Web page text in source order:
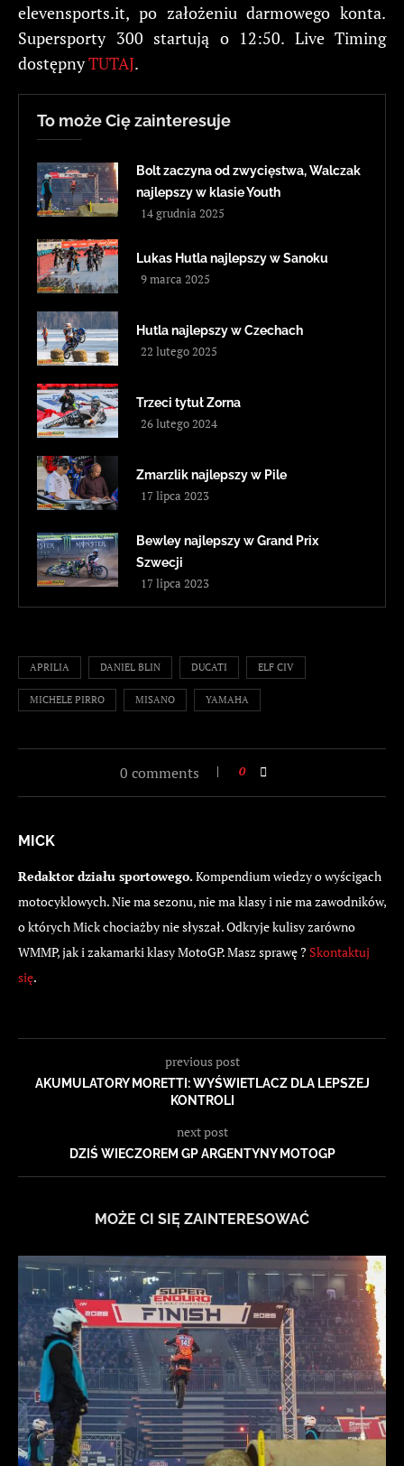
elevensports.it, po założeniu darmowego konta.
Supersporty 300 startują o 12:50. Live Timing
dostępnyTUTAJ.
To może Cię zainteresuje
Bolt zaczyna od zwycięstwa, Walczak
najlepszy w klasie Youth
14 grudnia 2025
Lukas Hutla najlepszy w Sanoku
9 marca 2025
Hutla najlepszy w Czechach
22 lutego 2025
Trzeci tytuł Zorna
26 lutego 2024
Zmarzlik najlepszy w Pile
17 lipca 2023
Bewley najlepszy w Grand Prix
Szwecji
17 lipca 2023
APRILIA DANIEL BLIN DUCATI ELF CIV
MICHELE PIRRO MISANO YAMAHA
0 comments 0
MICK
Redaktor działu sportowego.Kompendium wiedzy o wyścigach
motocyklowych. Nie ma sezonu, nie ma klasy i nie ma zawodników,
o których Mick chociażby nie słyszał. Odkryje kulisy zarówno
WMMP, jak i zakamarki klasy MotoGP. Masz sprawę ? Skontaktuj
się.
previous post
AKUMULATORY MORETTI: WYŚWIETLACZ DLA LEPSZEJ
KONTROLI
next post
DZIŚ WIECZOREM GP ARGENTYNY MOTOGP
MOŻE CI SIĘ ZAINTERESOWAĆ